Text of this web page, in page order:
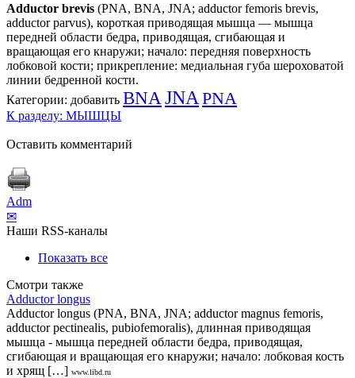
Adductor brevis (PNA, BNA, JNA; adductor femoris brevis,
adductor parvus), короткая приводящая мышца — мышца
передней области бедра, приводящая, сгибающая и
вращающая его кнаружи; начало: передняя поверхность
лобковой кости; прикрепление: медиальная губа шероховатой
линии бедренной кости.
Категории: добавить BNA JNA PNA
К разделу: МЫШЦЫ
Оставить комментарий
Adm
✉
Наши RSS-каналы
Показать все
Смотри также
Adductor longus
Adductor longus (PNA, BNA, JNA; adductor magnus femoris,
adductor pectinealis, pubiofemoralis), длинная приводящая
мышца - мышца передней области бедра, приводящая,
сгибающая и вращающая его кнаружи; начало: лобковая кость
и хрящ […] www.libd.ru